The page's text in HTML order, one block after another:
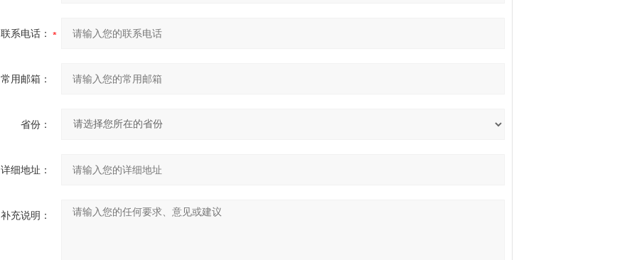
联系电话：
常用邮箱：
省份：
详细地址：
补充说明：